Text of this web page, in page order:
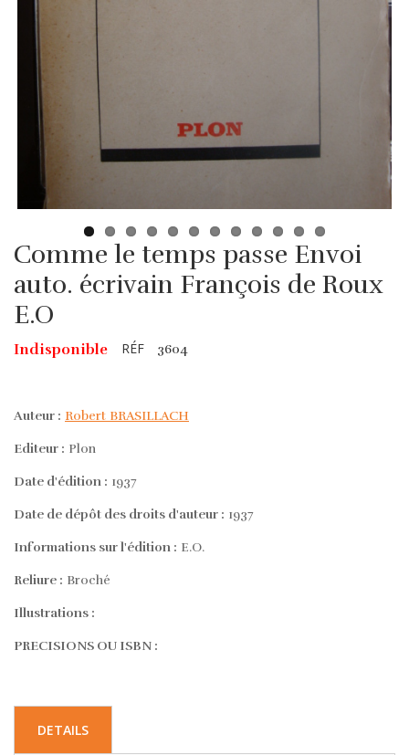
Comme le temps passe Envoi
auto. écrivain François de Roux
E.O
Indisponible RÉF 3604
Auteur : Robert BRASILLACH
Editeur : Plon
Date d'édition : 1937
Date de dépôt des droits d'auteur : 1937
Informations sur l'édition : E.O.
Reliure : Broché
Illustrations :
PRECISIONS OU ISBN :
DETAILS